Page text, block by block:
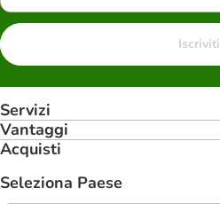
Iscriviti
Servizi
Vantaggi
Acquisti
Seleziona Paese